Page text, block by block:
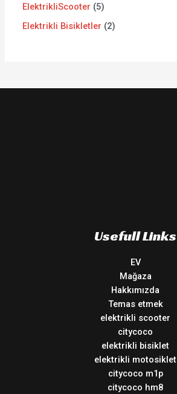
ElektrikliScooter
5
Elektrikli Bisikletler
2
Usefull Links
EV
Mağaza
Hakkımızda
Temas etmek
elektrikli scooter
citycoco
elektrikli bisiklet
elektrikli motosiklet
citycoco m1p
citycoco hm8